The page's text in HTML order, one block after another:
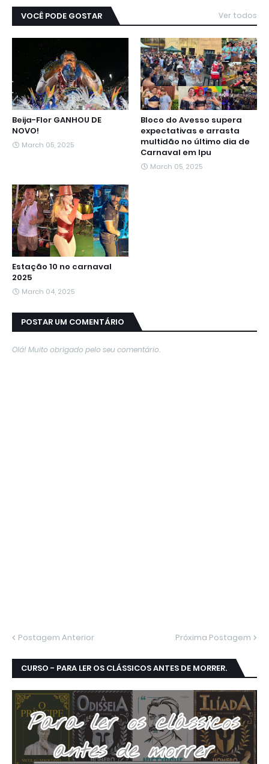
VOCÊ PODE GOSTAR Ver todos
Beija-Flor GANHOU DE
NOVO!
March 05, 2025
Bloco do Avesso supera
expectativas e arrasta
multidão no último dia de
Carnaval em Ipu
March 05, 2025
Estação 10 no carnaval
2025
March 04, 2025
POSTAR UM COMENTÁRIO
Olá! Muito obrigado pelo seu comentário.
Postagem Anterior Próxima Postagem
CURSO - PARA LER OS CLÁSSICOS ANTES DE MORRER.